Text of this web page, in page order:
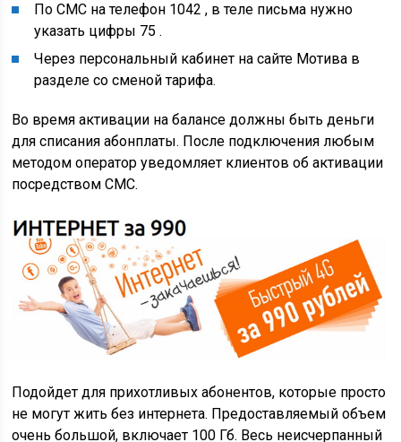
По СМС на телефон 1042 , в теле письма нужно
указать цифры 75 .
Через персональный кабинет на сайте Мотива в
разделе со сменой тарифа.
Во время активации на балансе должны быть деньги
для списания абонплаты. После подключения любым
методом оператор уведомляет клиентов об активации
посредством СМС.
Подойдет для прихотливых абонентов, которые просто
не могут жить без интернета. Предоставляемый объем
очень большой, включает 100 Гб. Весь неисчерпанный